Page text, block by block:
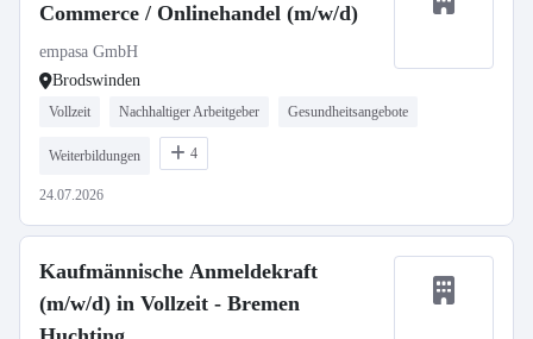
Commerce / Onlinehandel (m/w/d)
empasa GmbH
Brodswinden
Vollzeit Nachhaltiger Arbeitgeber Gesundheitsangebote
Weiterbildungen 4
24.07.2026
Kaufmännische Anmeldekraft
(m/w/d) in Vollzeit - Bremen